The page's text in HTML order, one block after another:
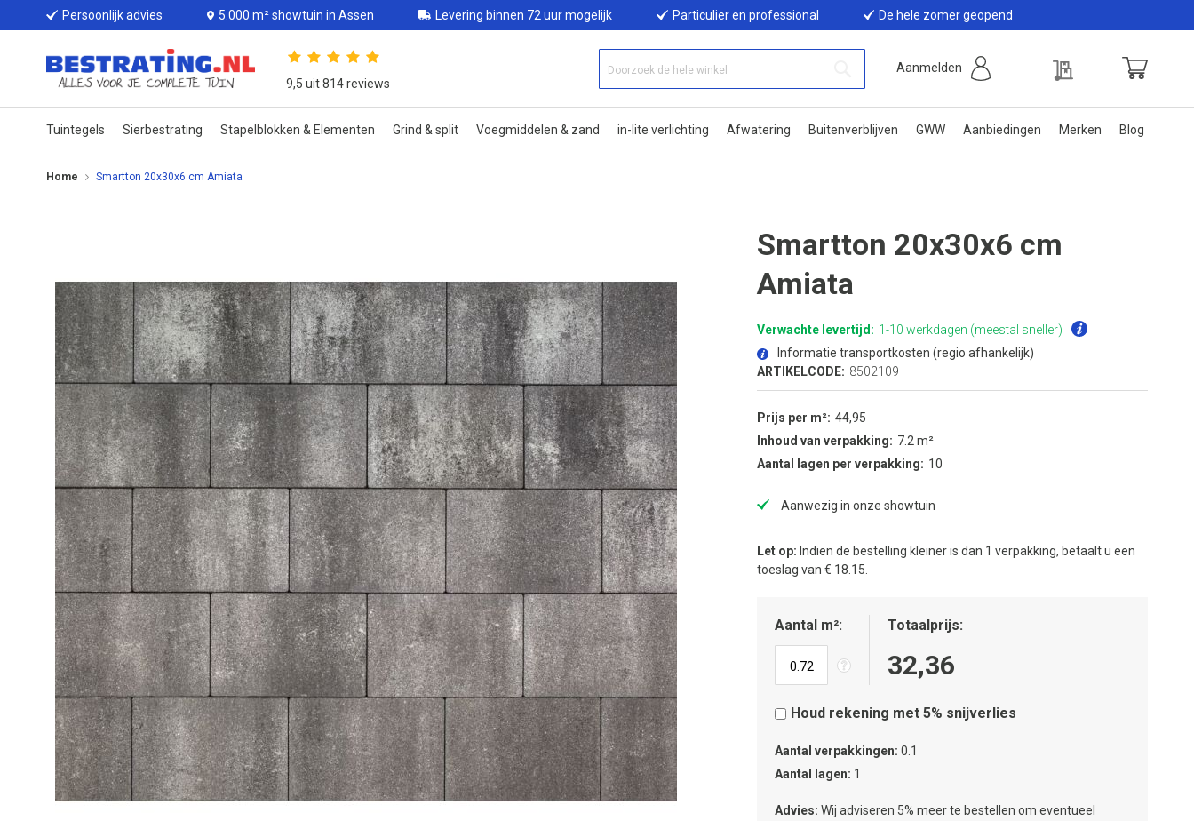
Persoonlijk advies 5.000 m² showtuin in Assen Levering binnen 72 uur mogelijk Particulier en professional De hele zomer geopend
9,5 uit 814 reviews
Aanmelden
Tuintegels Sierbestrating Stapelblokken & Elementen Grind & split Voegmiddelen & zand in-lite verlichting Afwatering Buitenverblijven GWW Aanbiedingen Merken Blog
Home Smartton 20x30x6 cm Amiata
van
afbeeldingen-
gallerij
Smartton 20x30x6 cm
Amiata
Verwachte levertijd: 1-10 werkdagen (meestal sneller)
Informatie transportkosten (regio afhankelijk)
ARTIKELCODE: 8502109
Prijs per m² 44,95
Inhoud van verpakking
7.2 m²
Aantal lagen per verpakking
10
Aanwezig in onze showtuin
Let op: Indien de bestelling kleiner is dan 1 verpakking, betaalt u een
toeslag van € 18.15.
Aantal m² Totaalprijs
32,36
Houd rekening met 5% snijverlies
Aantal verpakkingen 0.1
Aantal lagen 1
Advies: Wij adviseren 5% meer te bestellen om eventueel